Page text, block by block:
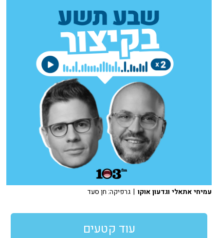
עמיחי אתאלי וגדעון אוקו | גרפיקה: חן סעד
עוד קטעים